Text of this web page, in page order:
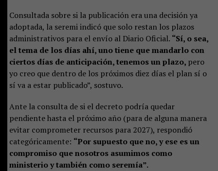
Consultada sobre si la publicación era una decisión ya
adoptada, la seremi indicó que solo restan los plazos
administrativos para el envío al Diario Oficial. “Sí, o sea,
el tema de los días ahí, uno tiene que mandarlo con
ciertos días de anticipación, tenemos un plazo, pero
yo creo que dentro de los próximos diez días el plan sí o
sí va a estar publicado”, sostuvo.
Ante la consulta de si el decreto podría quedar
pendiente hasta el próximo año (para de alguna manera
evitar comprometer recursos para 2027), respondió
categóricamente: “Por supuesto que no, y ese es un
compromiso que nosotros asumimos como
ministerio y también como seremía”.